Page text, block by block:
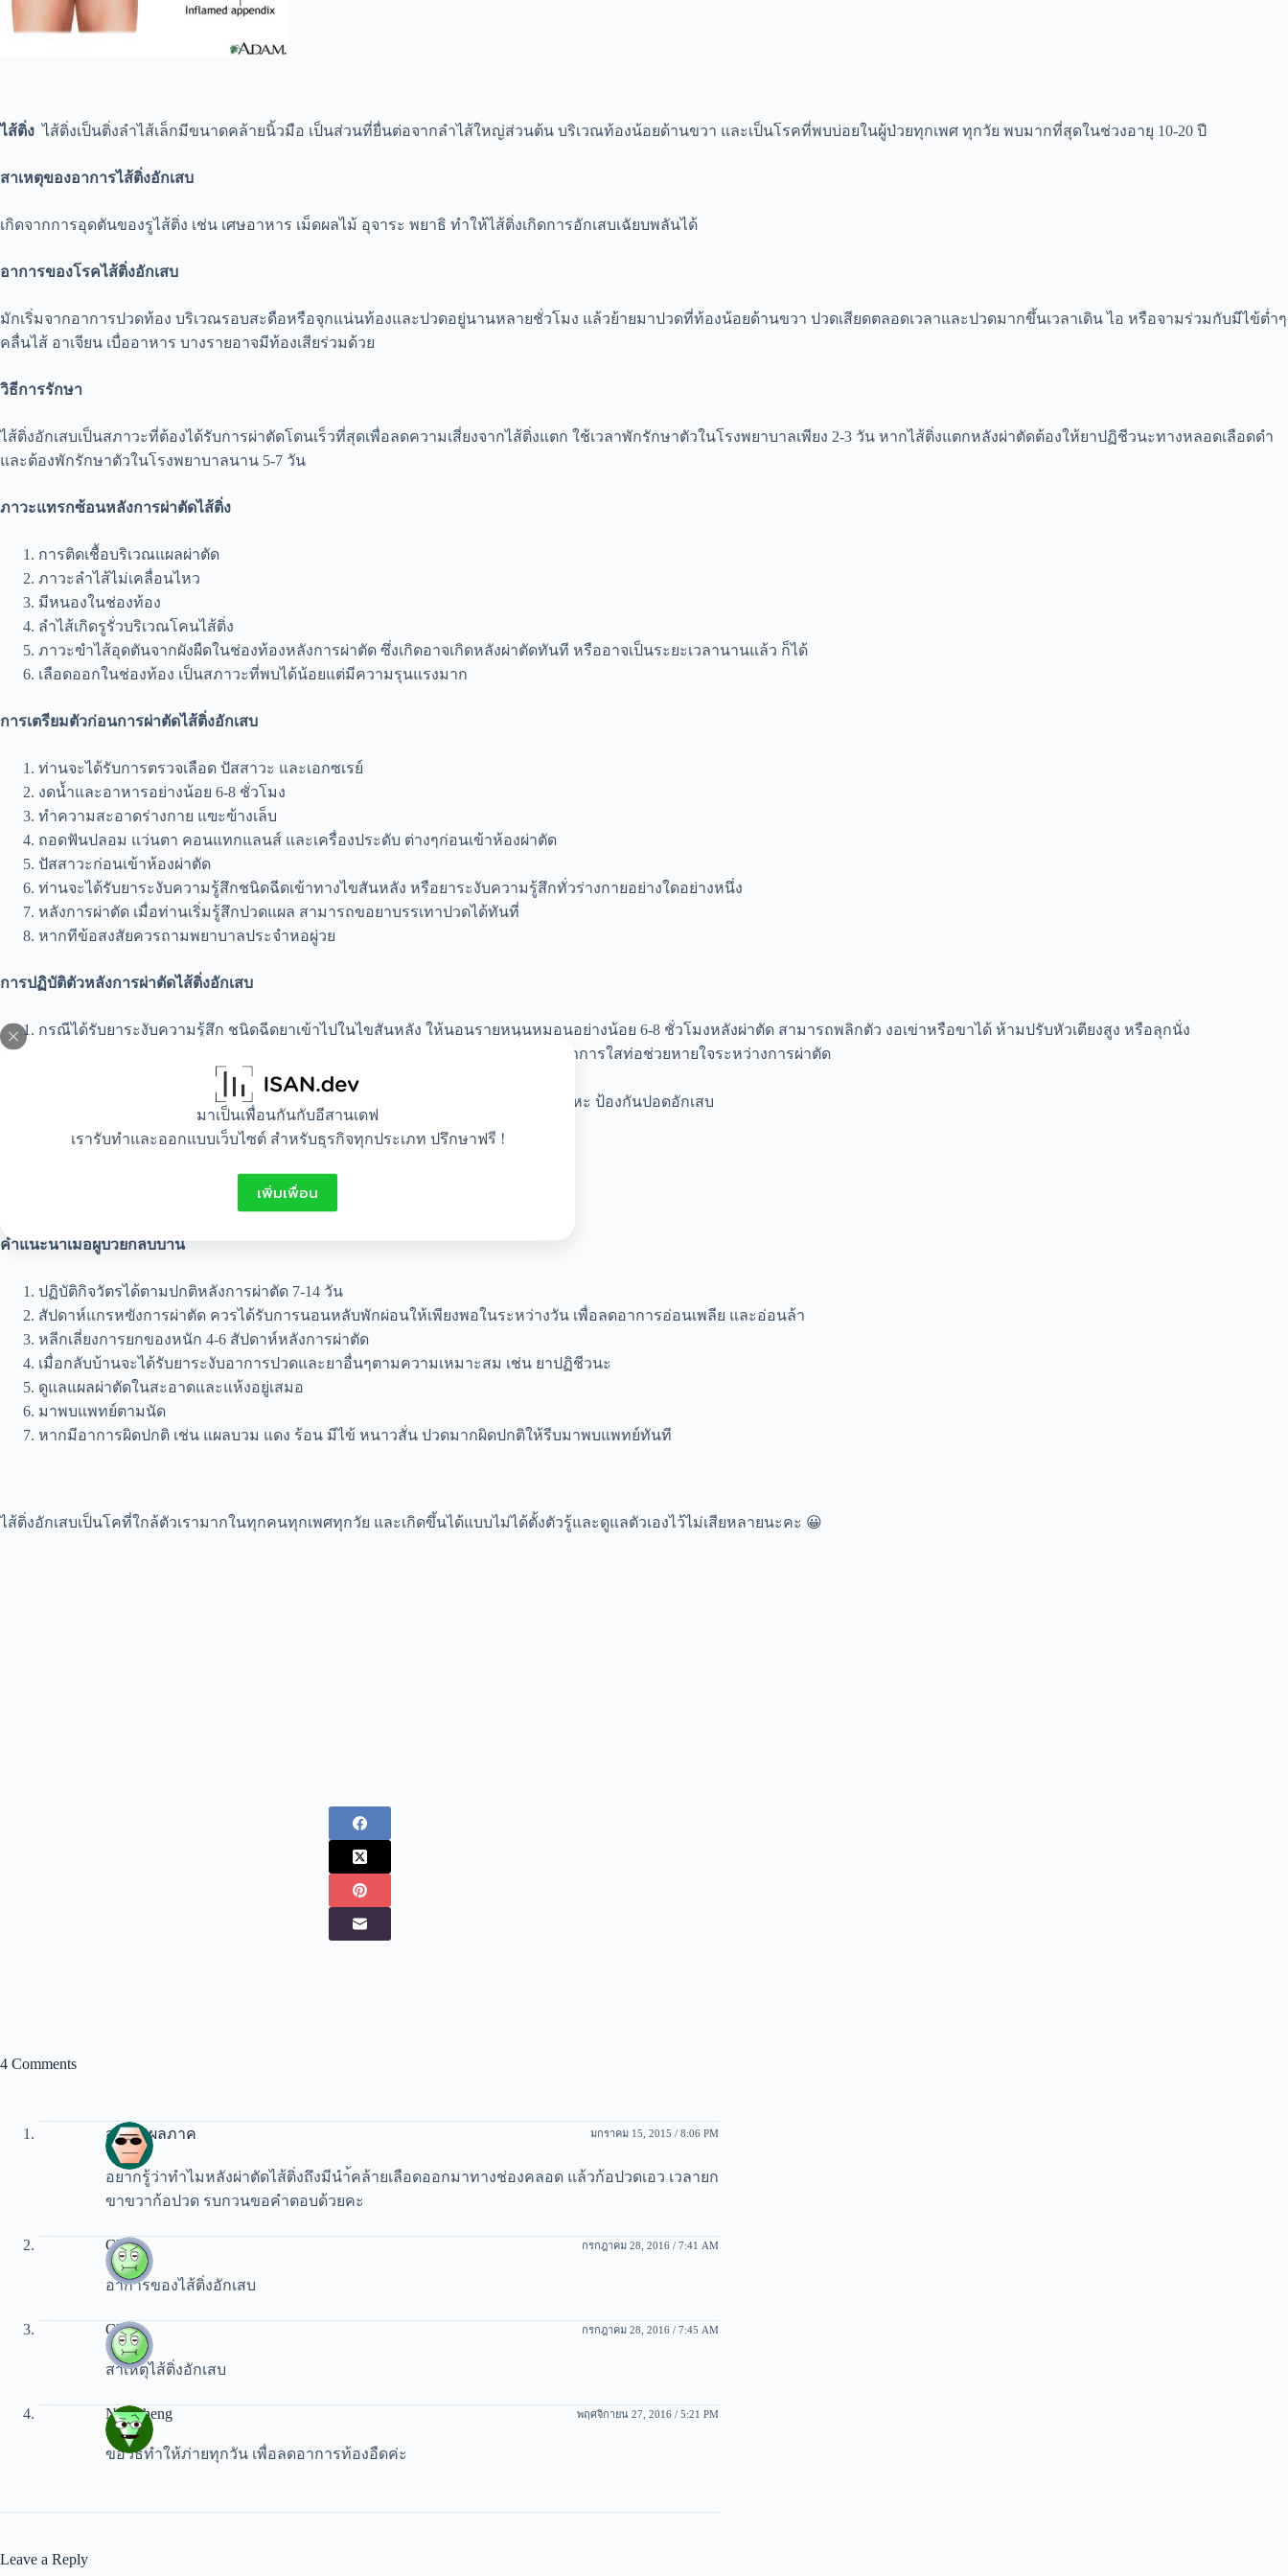
มาเป็นเพื่อนกันกับอีสานเดฟ
เรารับทำและออกแบบเว็บไซต์ สำหรับธุรกิจทุกประเภท ปรึกษาฟรี !
เพิ่มเพื่อน
ไส้ติ่งไส้ติ่งเป็นติ่งลำไส้เล็กมีขนาดคล้ายนิ้วมือ เป็นส่วนที่ยื่นต่อจากลำไส้ใหญ่ส่วนต้น บริเวณท้องน้อยด้านขวา และเป็นโรคที่พบบ่อยในผู้ป่วยทุกเพศ ทุกวัย พบมากที่สุดในช่วงอายุ 10-20 ปี
สาเหตุของอาการไส้ติ่งอักเสบ
เกิดจากการอุดตันของรูไส้ติ่ง เช่น เศษอาหาร เม็ดผลไม้ อุจาระ พยาธิ ทำให้ไส้ติ่งเกิดการอักเสบเฉัยบพลันได้
อาการของโรคไส้ติ่งอักเสบ
มักเริ่มจากอาการปวดท้อง บริเวณรอบสะดือหรือจุกแน่นท้องและปวดอยู่นานหลายชั่วโมง แล้วย้ายมาปวดที่ท้องน้อยด้านขวา ปวดเสียดตลอดเวลาและปวดมากขึ้นเวลาเดิน ไอ หรือจามร่วมกับมีไข้ต่ำๆ
คลื่นไส้ อาเจียน เบื่ออาหาร บางรายอาจมีท้องเสียร่วมด้วย
วิธีการรักษา
ไส้ติ่งอักเสบเป็นสภาวะที่ต้องได้รับการผ่าตัดโดนเร็วที่สุดเพื่อลดความเสี่ยงจากไส้ติ่งแตก ใช้เวลาพักรักษาตัวในโรงพยาบาลเพียง 2-3 วัน หากไส้ติ่งแตกหลังผ่าตัดต้องให้ยาปฏิชีวนะทางหลอดเลือดดำ
และต้องพักรักษาตัวในโรงพยาบาลนาน 5-7 วัน
ภาวะแทรกซ้อนหลังการผ่าตัดไส้ติ่ง
การติดเชื้อบริเวณแผลผ่าตัด
ภาวะลำไส้ไม่เคลื่อนไหว
มีหนองในช่องท้อง
ลำไส้เกิดรูรั่วบริเวณโคนไส้ติ่ง
ภาวะฃำไส้อุดตันจากผังผืดในช่องท้องหลังการผ่าตัด ซึ่งเกิดอาจเกิดหลังผ่าตัดทันที หรืออาจเป็นระยะเวลานานแล้ว ก็ได้
เลือดออกในช่องท้อง เป็นสภาวะที่พบได้น้อยแต่มีความรุนแรงมาก
การเตรียมตัวก่อนการผ่าตัดไส้ติ่งอักเสบ
ท่านจะได้รับการตรวจเลือด ปัสสาวะ และเอกซเรย์
งดน้ำและอาหารอย่างน้อย 6-8 ชั่วโมง
ทำความสะอาดร่างกาย แฃะฃ้างเล็บ
ถอดฟันปลอม แว่นตา คอนแทกแลนส์ และเครื่องประดับ ต่างๆก่อนเข้าห้องผ่าตัด
ปัสสาวะก่อนเข้าห้องผ่าตัด
ท่านจะได้รับยาระงับความรู้สึกชนิดฉีดเข้าทางไขสันหลัง หรือยาระงับความรู้สึกทั่วร่างกายอย่างใดอย่างหนึ่ง
หลังการผ่าตัด เมื่อท่านเริ่มรู้สึกปวดแผล สามารถขอยาบรรเทาปวดได้ทันที่
หากทีข้อสงสัยควรถามพยาบาลประจำหอผู่วย
การปฏิบัติตัวหลังการผ่าตัดไส้ติ่งอักเสบ
กรณีได้รับยาระงับความรู้สึก ชนิดฉีดยาเข้าไปในไขสันหลัง ให้นอนรายหนุนหมอนอย่างน้อย 6-8 ชั่วโมงหลังผ่าตัด สามารถพลิกตัว งอเข่าหรือขาได้ ห้ามปรับหัวเตียงสูง หรือลุกนั่ง
กรณีได้รับยาระงับความรู้สึกชนิดระงับความรู้สึกทั่วร่างกายอาจมีอาการเจ็บคอจากการใสท่อช่วยหายใจระหว่างการผ่าตัด
ถ้ามีอาการไอ หรือมีเสมหะ ควรหายใจเข้า ออกลึกๆ และไออกมาแรงๆ เพื่อขับเสมหะ ป้องกันปอดอักเสบ
หากปัสสาวะไม่ออก ควรบอกพยาบาลทราบ
เมื่อมีอาการปวดแผลผ่าตัด ควรแจ้งพยาบาลทราบ
งดน้ำและอาหารหลังการผ่าตัดจนกระทั่ง แพทย์อนุญาตให้รับประทานอาหารได้
หลังการผ่าตัด 24 ชั่วโมง ควรลุกเดินเพื่อให้ร่างกานฟื้นสภาพได้เร็วที่สุด
คำแนะนำเมื่อผู้ป่วยกลับบ้าน
ปฏิบัติกิจวัตรได้ตามปกติหลังการผ่าตัด 7-14 วัน
สัปดาห์แกรหฃังการผ่าตัด ควรได้รับการนอนหลับพักผ่อนให้เพียงพอในระหว่างวัน เพื่อลดอาการอ่อนเพลีย และอ่อนล้า
หลีกเลี่ยงการยกของหนัก 4-6 สัปดาห์หลังการผ่าตัด
เมื่อกลับบ้านจะได้รับยาระงับอาการปวดและยาอื่นๆตามความเหมาะสม เช่น ยาปฏิชีวนะ
ดูแลแผลผ่าตัดในสะอาดและแห้งอยู่เสมอ
มาพบแพทย์ตามนัด
หากมีอาการผิดปกติ เช่น แผลบวม แดง ร้อน มีไข้ หนาวสั่น ปวดมากผิดปกติให้รีบมาพบแพทย์ทันที
ไส้ติ่งอักเสบเป็นโคที่ใกล้ตัวเรามากในทุกคนทุกเพศทุกวัย และเกิดขึ้นได้แบบไม่ได้ตั้งตัวรู้และดูแลตัวเองไว้ไม่เสียหลายนะคะ 😀
4 Comments
สมพร ผลภาค มกราคม 15, 2015 / 8:06 PM
อยากรู้ว่าทำไมหลังผ่าตัดไส้ติ่งถึงมีนำ้คล้ายเลือดออกมาทางช่องคลอด แล้วก้อปวดเอว เวลายก
ขาขวาก้อปวด รบกวนขอคำตอบด้วยคะ
Charn กรกฎาคม 28, 2016 / 7:41 AM
อาการของไส้ติ่งอักเสบ
Charn กรกฎาคม 28, 2016 / 7:45 AM
สาเหตุไส้ติ่งอักเสบ
Namkheng พฤศจิกายน 27, 2016 / 5:21 PM
ขอวิธีทำให้ภ่ายทุกวัน เพื่อลดอาการท้องอืดค่ะ
Leave a Reply